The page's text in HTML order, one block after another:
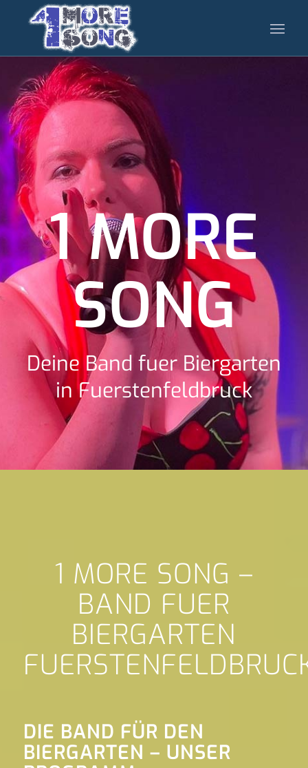
1 MORE
SONG
Deine Band fuer Biergarten
in Fuerstenfeldbruck
1 MORE SONG –
BAND FUER
BIERGARTEN
DIE BAND FÜR DEN
BIERGARTEN – UNSER